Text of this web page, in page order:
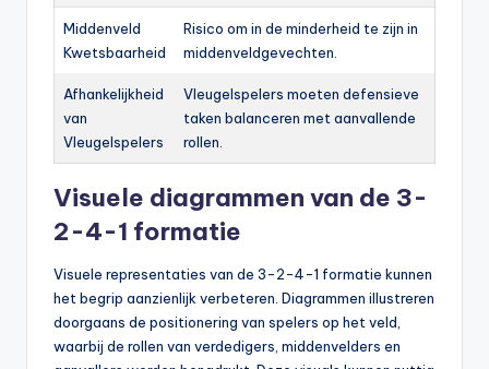
Middenveld
Kwetsbaarheid
Risico om in de minderheid te zijn in
middenveldgevechten.
Afhankelijkheid
van
Vleugelspelers
Vleugelspelers moeten defensieve
taken balanceren met aanvallende
rollen.
Visuele diagrammen van de 3-
2-4-1 formatie
Visuele representaties van de 3-2-4-1 formatie kunnen
het begrip aanzienlijk verbeteren. Diagrammen illustreren
doorgaans de positionering van spelers op het veld,
waarbij de rollen van verdedigers, middenvelders en